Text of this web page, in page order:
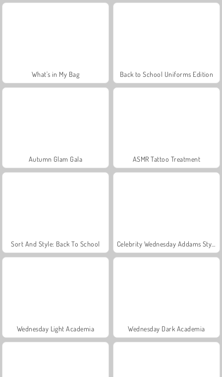
What's in My Bag Back to School Uniforms Edition
Autumn Glam Gala ASMR Tattoo Treatment
Sort And Style: Back To School
Wednesday Light Academia Wednesday Dark Academia